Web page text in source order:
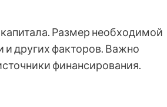
Размер необходимой
других факторов. Важно
финансирования.